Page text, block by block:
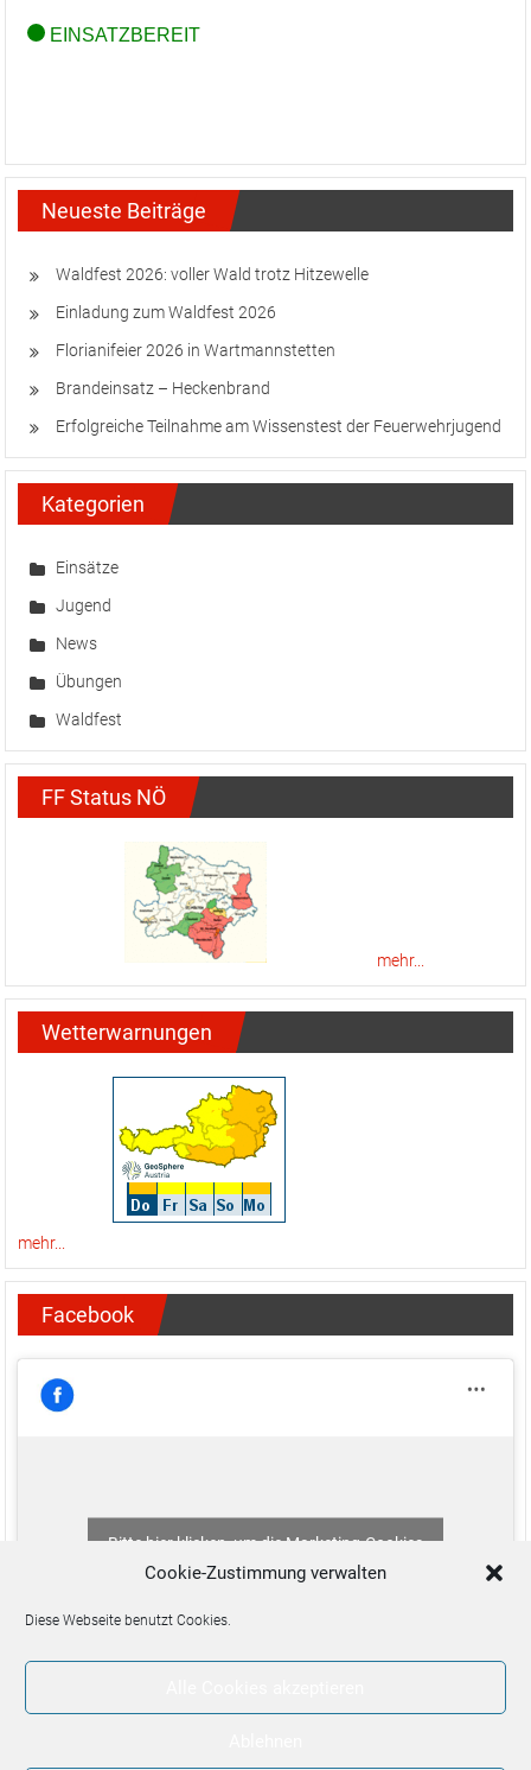
Cookie-Zustimmung verwalten
Diese Webseite benutzt Cookies.
Neueste Beiträge
Waldfest 2026: voller Wald trotz Hitzewelle
Einladung zum Waldfest 2026
Florianifeier 2026 in Wartmannstetten
Brandeinsatz – Heckenbrand
Erfolgreiche Teilnahme am Wissenstest der Feuerwehrjugend
Kategorien
Einsätze
Jugend
News
Übungen
Waldfest
FF Status NÖ
mehr...
Wetterwarnungen
mehr...
Facebook
Bitte hier klicken, um die Marketing-Cookies
zu akzeptieren und diesen Inhalt zu aktivieren